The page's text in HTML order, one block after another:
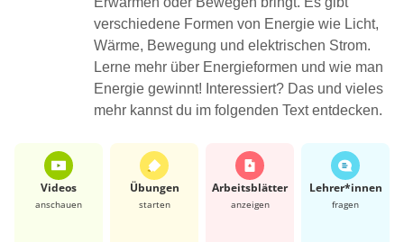
verschiedene Formen von Energie wie Licht,
Wärme, Bewegung und elektrischen Strom.
Lerne mehr über Energieformen und wie man
Energie gewinnt! Interessiert? Das und vieles
mehr kannst du im folgenden Text entdecken.
Videos
anschauen
Übungen
starten
Arbeits­blätter
anzeigen
Lehrer*​innen
fragen